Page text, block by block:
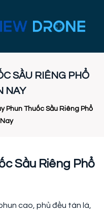
SẦU RIÊNG PHỔ
NAY
Phun Thuốc Sầu Riêng Phổ
Sầu Riêng Phổ
cao, phủ đều tán lá,